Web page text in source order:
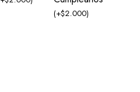
(+$2.000)